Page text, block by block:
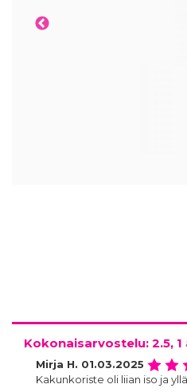
Kokonaisarvostelu: 2.5,
Mirja H. 01.03.2025
Kakunkoriste oli liian iso ja